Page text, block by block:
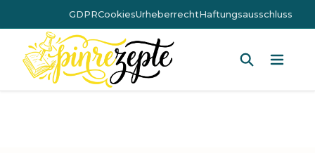
GDPRCookiesUrheberrechtHaftungsausschluss